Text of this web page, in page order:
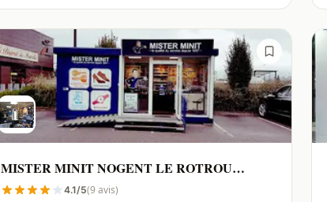
MISTER MINIT NOGENT LE ROTROU
Intermarché | Nogent-le-Rotrou - 28400
4.1/5(9 avis)